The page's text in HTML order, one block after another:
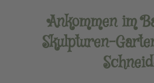
Ankommen im
Skulpturen-